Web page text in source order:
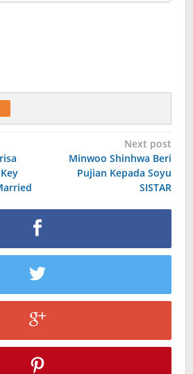
Next post
Minwoo Shinhwa Beri
Pujian Kepada Soyu
SISTAR